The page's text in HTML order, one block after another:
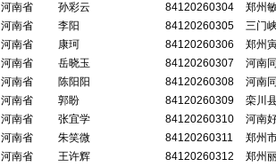
河南省 孙彩云 84120260304
郑州
河南省 李阳 84120260305
三门
河南省 康珂 84120260306
郑州
河南省 岳晓玉 84120260307
河南
河南省 陈阳阳 84120260308
河南
河南省 郭盼 84120260309
栾川
河南省 张宜学 84120260310
河南
河南省 朱笑微 84120260311
郑州
河南省 王许辉 84120260312 郑州